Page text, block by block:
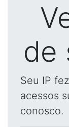
de
Seu IP
acessos
conosco.